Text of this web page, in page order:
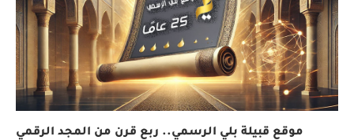
موقع قبيلة بلي الرسمي.. ربع قرن من المجد الرقمي